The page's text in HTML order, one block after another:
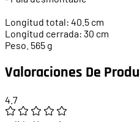
Longitud total: 40.5 cm
Longitud cerrada: 30 cm
Peso. 565 g
Valoraciones De
4.7